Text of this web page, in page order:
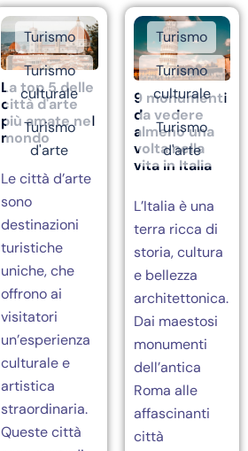
Turismo
Turismo
culturale
Turismo
d'arte
La top 5 delle
città d'arte
più amate nel
mondo
Le città d’arte
sono
destinazioni
turistiche
uniche, che
offrono ai
visitatori
un’esperienza
culturale e
artistica
straordinaria.
Queste città
Turismo
Turismo
culturale
Turismo
d'arte
9 monumenti
da vedere
almeno una
volta nella
vita in Italia
L’Italia è una
terra ricca di
storia, cultura
e bellezza
architettonica.
Dai maestosi
monumenti
dell’antica
Roma alle
affascinanti
città